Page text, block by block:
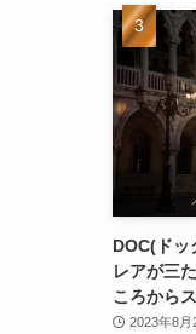
DOC(ドッ
レアが三
ころから
2023年8月